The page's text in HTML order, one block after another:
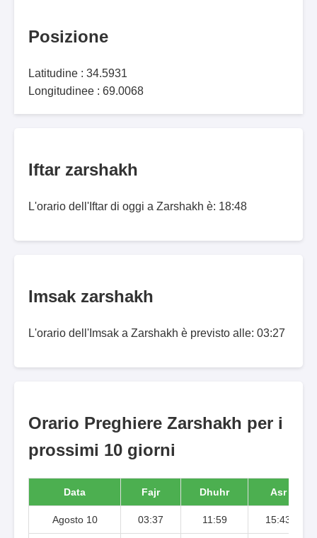
Posizione
Latitudine : 34.5931
Longitudinee : 69.0068
Iftar zarshakh
L'orario dell'Iftar di oggi a Zarshakh è: 18:48
Imsak zarshakh
L'orario dell'Imsak a Zarshakh è previsto alle: 03:27
Orario Preghiere Zarshakh per i
prossimi 10 giorni
Data Fajr Dhuhr Asr
Agosto 10 03:37 11:59 15:43